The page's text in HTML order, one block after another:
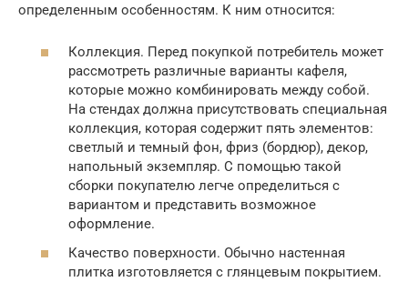
определенным особенностям. К ним относится:
Коллекция. Перед покупкой потребитель может
рассмотреть различные варианты кафеля,
которые можно комбинировать между собой.
На стендах должна присутствовать специальная
коллекция, которая содержит пять элементов:
светлый и темный фон, фриз (бордюр), декор,
напольный экземпляр. С помощью такой
сборки покупателю легче определиться с
вариантом и представить возможное
оформление.
Качество поверхности. Обычно настенная
плитка изготовляется с глянцевым покрытием.